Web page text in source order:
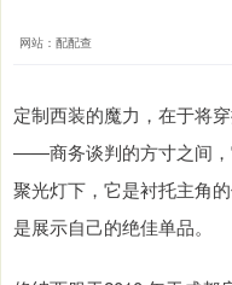
网站：配配查
定制西装的魔力，在于将
——商务谈判的方寸之间，
聚光灯下，它是衬托主角
是展示自己的绝佳单品。